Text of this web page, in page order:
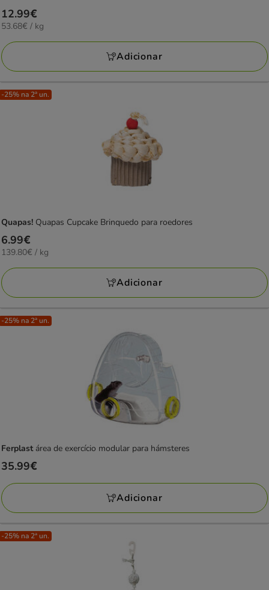
Preço
12.99€
12.99€
53.68€
KG
53.68€ / kg
Adicionar
-25% na 2ª un.
Quapas! Quapas Cupcake Brinquedo para roedores
Preço
6.99€
6.99€
139.80€
KG
139.80€ / kg
Adicionar
-25% na 2ª un.
Ferplast área de exercício modular para hámsteres
Preço
35.99€
35.99€
Adicionar
-25% na 2ª un.